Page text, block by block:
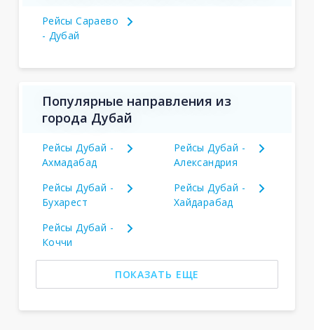
Рейсы Сараево
- Дубай
Популярные направления из
города Дубай
Рейсы Дубай -
Ахмадабад
Рейсы Дубай -
Александрия
Рейсы Дубай -
Бухарест
Рейсы Дубай -
Хайдарабад
Рейсы Дубай -
Коччи
ПОКАЗАТЬ ЕЩЕ